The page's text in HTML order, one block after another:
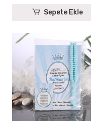
Sepete Ekle